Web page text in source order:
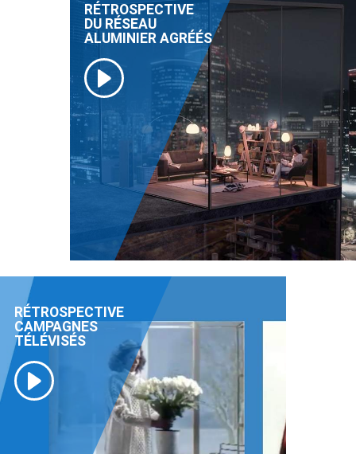
RÉTROSPECTIVE
DU RÉSEAU
ALUMINIER AGRÉÉS
RÉTROSPECTIVE
CAMPAGNES
TÉLÉVISÉS